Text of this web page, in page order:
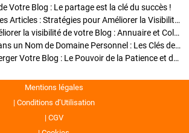
Votre Blog : Le partage est la clé du succès !
Optimisation SEO des Articles : Stratégies pour Améliorer la Visibilité de Votre Blog
Stratégies pour améliorer la visibilité de votre Blog : Annuaire et Collaborations
Pourquoi Investir dans un Nom de Domaine Personnel : Les Clés de la Réussite de Votre Blog
Comment Faire Émerger Votre Blog : Le Pouvoir de la Patience et de la Persévérance
Mentions légales
Conditions d’Utilisation
CGV